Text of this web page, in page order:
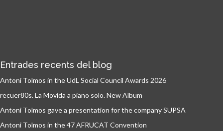
Entrades recents del blog
Antoni Tolmos in the UdL Social Council Awards 2026
recuer80s. La Movida a piano solo. New Album
Antoni Tolmos gave a presentation for the company SUPSA
Antoni Tolmos in the 47 AFRUCAT Convention